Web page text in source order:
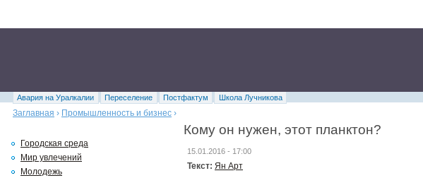
Авария на Уралкалии Переселение Постфактум
Школа Лучникова
Заглавная › Промышленность и бизнес ›
Кому он нужен, этот планктон?
15.01.2016 - 17:00
Текст: Ян Арт
Городская среда
Мир увлечений
Молодежь